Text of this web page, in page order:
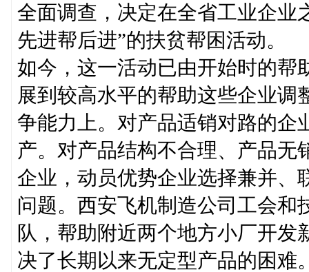
全面调查，决定在全省工业企业
先进帮后进”的扶贫帮困活动。
如今，这一活动已由开始时的帮
展到较高水平的帮助这些企业调
争能力上。对产品适销对路的企
产。对产品结构不合理、产品无
企业，动员优势企业选择兼并、
问题。西安飞机制造公司工会和
队，帮助附近两个地方小厂开
决了长期以来无定型产品的困难